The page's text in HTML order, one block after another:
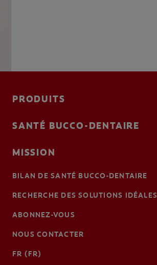
PRODUITS
SANTÉ BUCCO-DENTAIRE
MISSION
BILAN DE SANTÉ BUCCO-DENTAIRE
RECHERCHE DES SOLUTIONS IDÉALES
ABONNEZ-VOUS
NOUS CONTACTER
FR (FR)